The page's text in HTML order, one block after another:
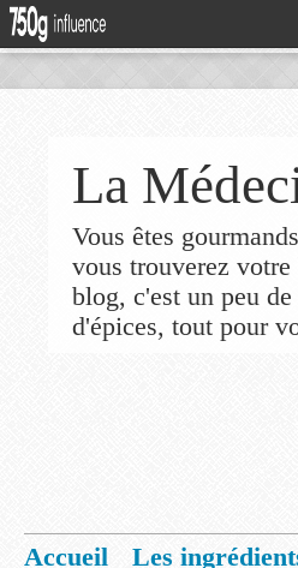
La
Vous êtes
vous trouverez
blog, c'est un peu
d'épices, tout pour
Accueil
Les